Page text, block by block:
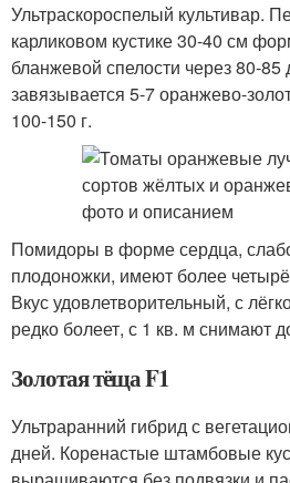
Ультраскороспелый культивар.
карликовом кустике 30-40 см
бланжевой спелости через 80-85
завязывается 5-7 оранжево-
100-150 г.
Помидоры в форме сердца,
плодоножки, имеют более
Вкус удовлетворительный, с
редко болеет, с 1 кв. м снимают
Золотая тёща F1
Ультраранний гибрид с
дней. Коренастые штамбовые